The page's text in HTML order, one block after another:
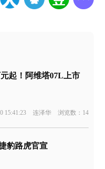
元起！阿维塔07L上市
15:41:23 连泽华 浏览数：14
豹路虎官宣